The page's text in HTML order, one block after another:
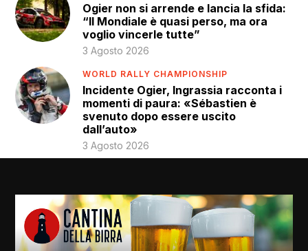
Ogier non si arrende e lancia la sfida:
“Il Mondiale è quasi perso, ma ora
voglio vincerle tutte”
3 Agosto 2026
WORLD RALLY CHAMPIONSHIP
Incidente Ogier, Ingrassia racconta i
momenti di paura: «Sébastien è
svenuto dopo essere uscito
dall’auto»
3 Agosto 2026